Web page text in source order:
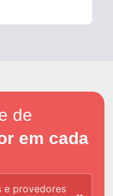
de
em cada
e provedores